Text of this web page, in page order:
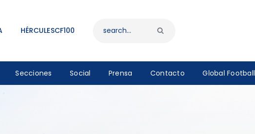
HÉRCULESCF100
Secciones Social Prensa Contacto Global Football